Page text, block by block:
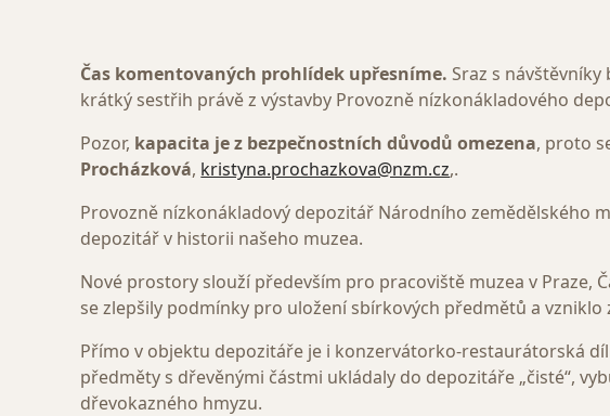
Čas komentovaných prohlídek upřesníme. Sraz s
krátký sestřih právě z výstavby Provozně nízkonákladového
Pozor, kapacita je z bezpečnostních důvodů omezena, proto
Procházková, kristyna.prochazkova@nzm.cz,.
Provozně nízkonákladový depozitář Národního zemědělského
depozitář v historii našeho muzea.
Nové prostory slouží především pro pracoviště muzea v Praze,
se zlepšily podmínky pro uložení sbírkových předmětů a vzniklo
Přímo v objektu depozitáře je i konzervátorko-restaurátorská
předměty s dřevěnými částmi ukládaly do depozitáře „čisté“,
dřevokazného hmyzu.